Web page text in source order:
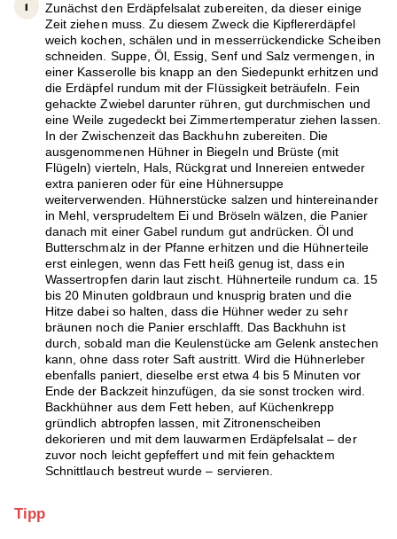
Zunächst den Erdäpfelsalat zubereiten, da dieser einige
Zeit ziehen muss. Zu diesem Zweck die Kipflererdäpfel
weich kochen, schälen und in messerrückendicke Scheiben
schneiden. Suppe, Öl, Essig, Senf und Salz vermengen, in
einer Kasserolle bis knapp an den Siedepunkt erhitzen und
die Erdäpfel rundum mit der Flüssigkeit beträufeln. Fein
gehackte Zwiebel darunter rühren, gut durchmischen und
eine Weile zugedeckt bei Zimmertemperatur ziehen lassen.
In der Zwischenzeit das Backhuhn zubereiten. Die
ausgenommenen Hühner in Biegeln und Brüste (mit
Flügeln) vierteln, Hals, Rückgrat und Innereien entweder
extra panieren oder für eine Hühnersuppe
weiterverwenden. Hühnerstücke salzen und hintereinander
in Mehl, versprudeltem Ei und Bröseln wälzen, die Panier
danach mit einer Gabel rundum gut andrücken. Öl und
Butterschmalz in der Pfanne erhitzen und die Hühnerteile
erst einlegen, wenn das Fett heiß genug ist, dass ein
Wassertropfen darin laut zischt. Hühnerteile rundum ca. 15
bis 20 Minuten goldbraun und knusprig braten und die
Hitze dabei so halten, dass die Hühner weder zu sehr
bräunen noch die Panier erschlafft. Das Backhuhn ist
durch, sobald man die Keulenstücke am Gelenk anstechen
kann, ohne dass roter Saft austritt. Wird die Hühnerleber
ebenfalls paniert, dieselbe erst etwa 4 bis 5 Minuten vor
Ende der Backzeit hinzufügen, da sie sonst trocken wird.
Backhühner aus dem Fett heben, auf Küchenkrepp
gründlich abtropfen lassen, mit Zitronenscheiben
dekorieren und mit dem lauwarmen Erdäpfelsalat – der
zuvor noch leicht gepfeffert und mit fein gehacktem
Schnittlauch bestreut wurde – servieren.
Tipp